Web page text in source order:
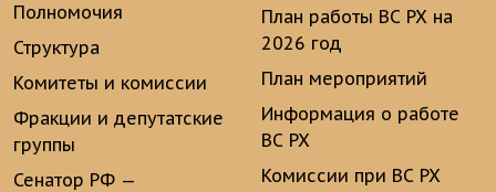
Полномочия
Структура
Комитеты и комиссии
Фракции и депутатские
группы
Сенатор РФ —
План работы ВС РХ на
2026 год
План мероприятий
Информация о работе
ВС РХ
Комиссии при ВС РХ